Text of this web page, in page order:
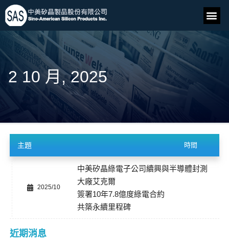
2 10 月, 2025
主題 時間
2025/10
中美矽晶綠電子公司續興與半導體封測
大廠艾克爾
簽署10年7.8億度綠電合約
共築永續里程碑
近期消息